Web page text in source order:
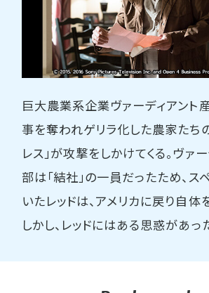
巨大農業系企業ヴァーディアント
事を奪われゲリラ化した農家たちの
レス」が攻撃をしかけてくる。ヴァ
部は「結社」の一員だったため、ス
いたレッドは、アメリカに戻り自体
しかし、レッドにはある思惑があった